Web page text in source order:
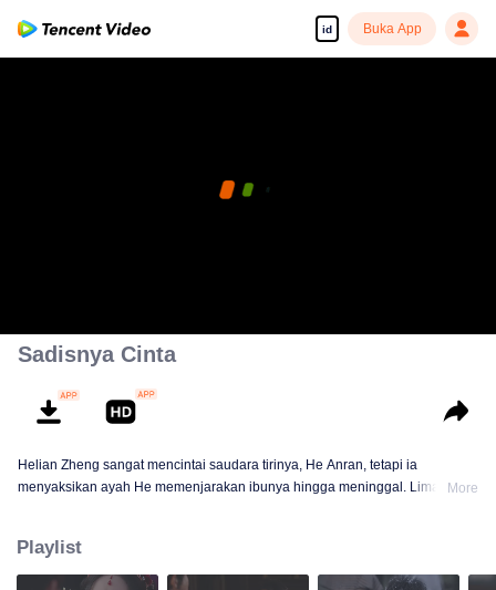
id Buka App
Sadisnya Cinta
Helian Zheng sangat mencintai saudara tirinya, He Anran, tetapi ia
menyaksikan ayah He memenjarakan ibunya hingga meninggal. Lima tahun
dengannya demi membalaskan dendam ibunya.
More
Playlist